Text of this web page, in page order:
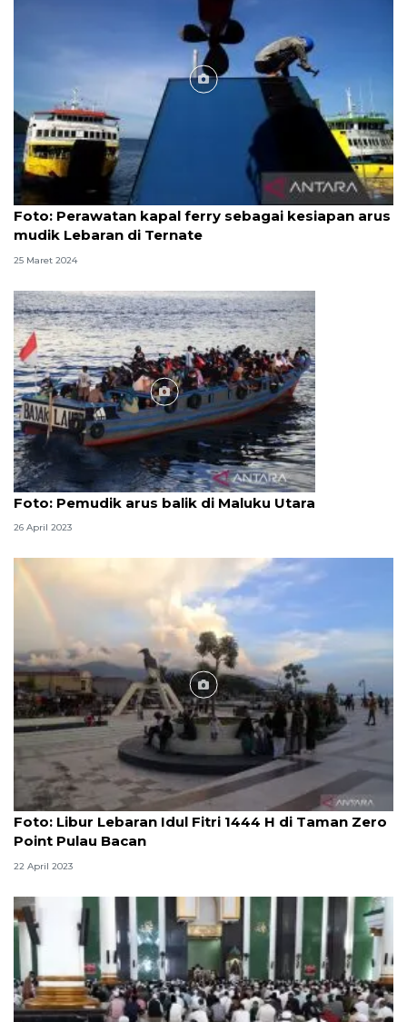
Foto
Foto: Perawatan kapal ferry sebagai kesiapan arus
mudik Lebaran di Ternate
25 Maret 2024
Foto
Foto: Pemudik arus balik di Maluku Utara
26 April 2023
Foto
Foto: Libur Lebaran Idul Fitri 1444 H di Taman Zero
Point Pulau Bacan
22 April 2023